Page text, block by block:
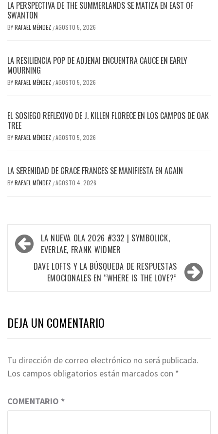
LA PERSPECTIVA DE THE SUMMERLANDS SE MATIZA EN EAST OF
SWANTON
BYRAFAEL MÉNDEZ /AGOSTO 5, 2026
LA RESILIENCIA POP DE ADJENAI ENCUENTRA CAUCE EN EARLY
MOURNING
BYRAFAEL MÉNDEZ /AGOSTO 5, 2026
EL SOSIEGO REFLEXIVO DE J. KILLEN FLORECE EN LOS CAMPOS DE OAK
TREE
BYRAFAEL MÉNDEZ /AGOSTO 5, 2026
LA SERENIDAD DE GRACE FRANCES SE MANIFIESTA EN AGAIN
BYRAFAEL MÉNDEZ /AGOSTO 4, 2026
Navegación
de
entradas
LA NUEVA OLA 2026 #332 | SYMBOLICK,
EVERLAE, FRANK WIDMER
DAVE LOFTS Y LA BÚSQUEDA DE RESPUESTAS
EMOCIONALES EN “WHERE IS THE LOVE?”
DEJA UN COMENTARIO
Tu dirección de correo electrónico no será publicada.
Los campos obligatorios están marcados con *
COMENTARIO *